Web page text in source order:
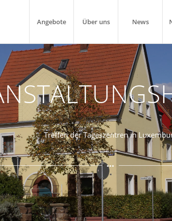
Angebote Über uns News
Treffen der Tageszentren in